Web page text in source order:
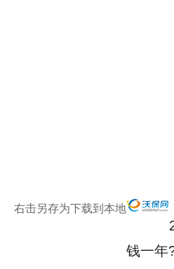
右击另存为下载到本地
钱一年